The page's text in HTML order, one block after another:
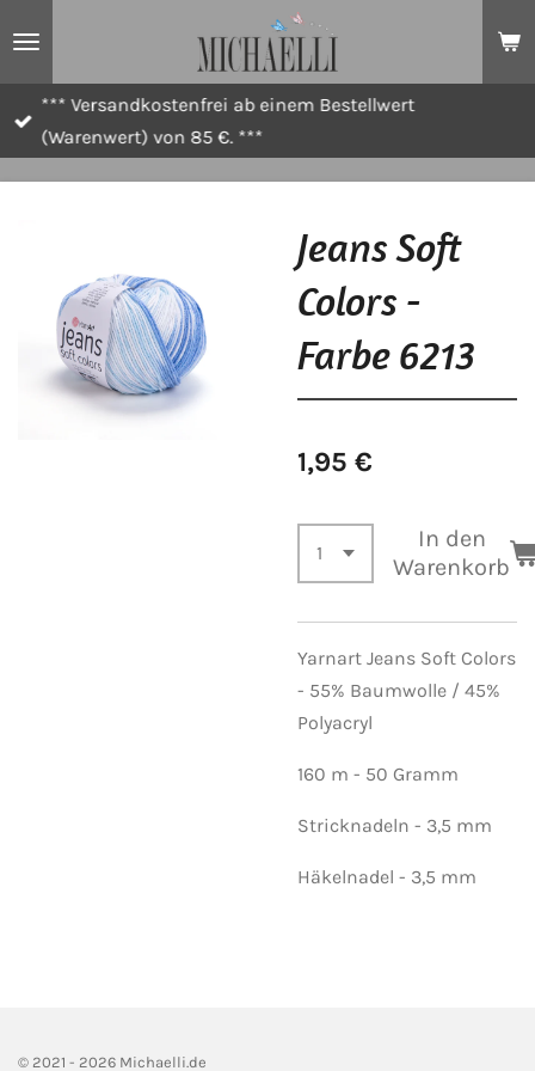
*** Versandkostenfrei ab einem Bestellwert
(Warenwert) von 85 €. ***
Jeans Soft
Colors -
Farbe 6213
1,95 €
In den
Warenkorb
Yarnart Jeans Soft Colors
- 55% Baumwolle / 45%
Polyacryl
160 m - 50 Gramm
Stricknadeln - 3,5 mm
Häkelnadel - 3,5 mm
© 2021 - 2026 Michaelli.de